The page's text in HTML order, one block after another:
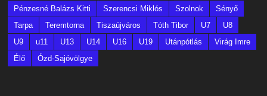
Pénzesné Balázs Kitti
Szerencsi Miklós Szolnok
Sényő
Tarpa
Teremtorna Tiszaújváros Tóth Tibor U7
U8
U9
u11 U13 U14 U16 U19 Utánpótlás
Virág Imre
Élő
Ózd-Sajóvölgye